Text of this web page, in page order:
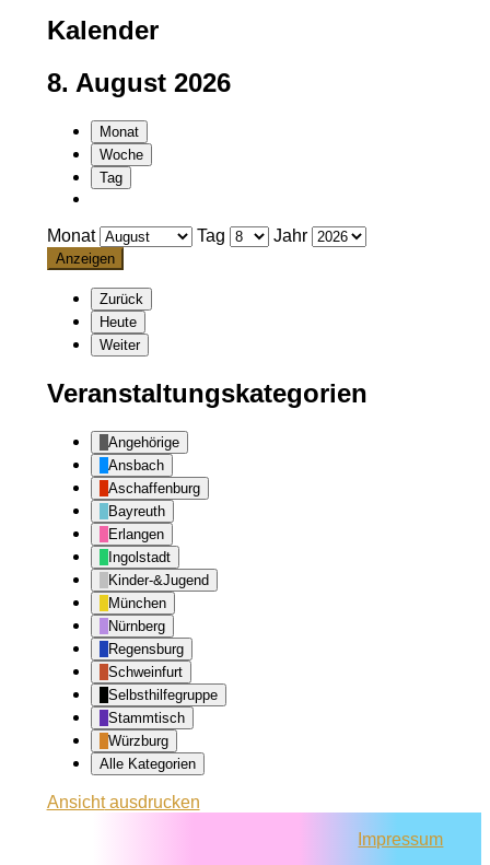
Kalender
8. August 2026
Monat
Woche
Tag
Monat Tag Jahr
Zurück
Heute
Weiter
Veranstaltungskategorien
Angehörige
Ansbach
Aschaffenburg
Bayreuth
Erlangen
Ingolstadt
Kinder-&Jugend
München
Nürnberg
Regensburg
Schweinfurt
Selbsthilfegruppe
Stammtisch
Würzburg
Alle Kategorien
Ansichtausdrucken
Impressum